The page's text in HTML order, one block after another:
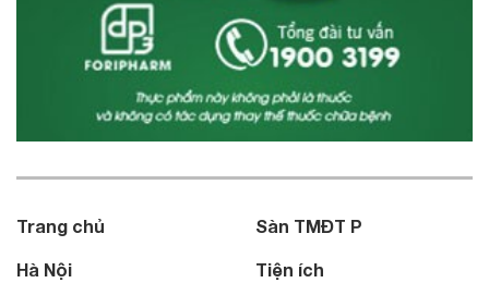
Trang chủ
Hà Nội
Sàn TMĐT P
Tiện ích